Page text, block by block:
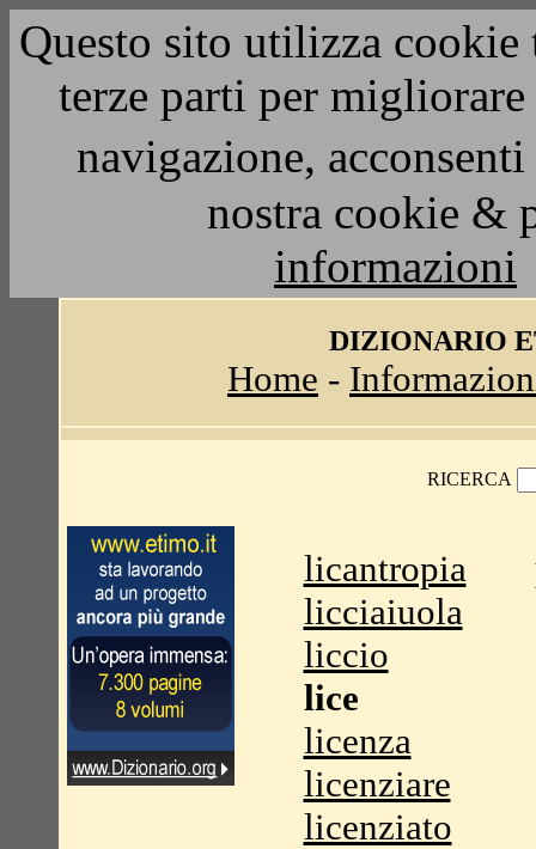
Questo sito utilizza
terze parti per
navigazione,
nostra cookie &
informazioni
DIZIONARIO
Home -
RICERCA
licantropia
licciaiuola
liccio
lice
licenza
licenziare
licenziato